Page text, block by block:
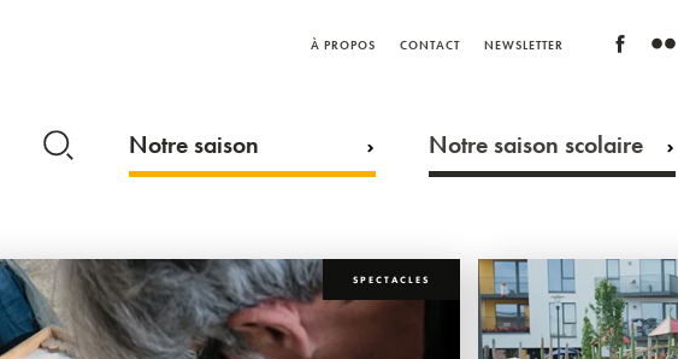
À PROPOS CONTACT NEWSLETTER
Notre saison Notre saison scolaire
SPECTACLES